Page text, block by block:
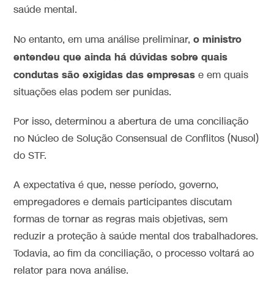
saúde mental.
No entanto, em uma análise preliminar,o ministro
entendeu que ainda há dúvidas sobre quais
condutas são exigidas das empresas e em quais
situações elas podem ser punidas.
Por isso, determinou a abertura de uma conciliação
no Núcleo de Solução Consensual de Conflitos (Nusol)
do STF.
A expectativa é que, nesse período, governo,
empregadores e demais participantes discutam
formas de tornar as regras mais objetivas,sem
reduzir a proteção à saúde mental dos trabalhadores.
Todavia, ao fim da conciliação, o processo voltará ao
relator para nova análise.